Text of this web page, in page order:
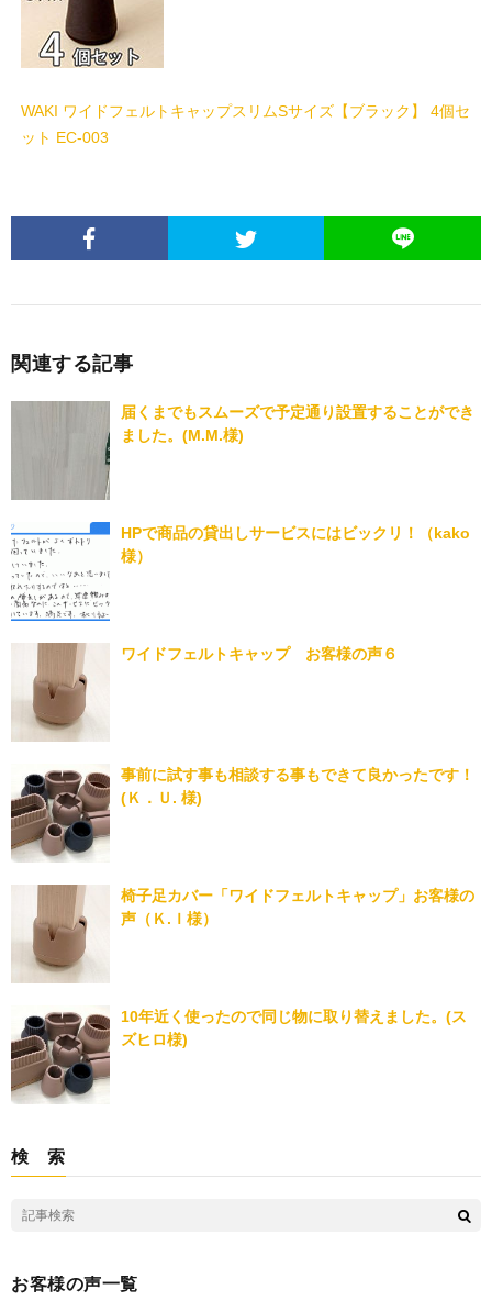
WAKI ワイドフェルトキャップスリムSサイズ【ブラック】 4個セ
ット EC-003
関連する記事
届くまでもスムーズで予定通り設置することができ
ました。(M.M.様)
HPで商品の貸出しサービスにはビックリ！（kako
様）
ワイドフェルトキャップ お客様の声６
事前に試す事も相談する事もできて良かったです！
(Ｋ．Ｕ. 様)
椅子足カバー「ワイドフェルトキャップ」お客様の
声（Ｋ.Ｉ様）
10年近く使ったので同じ物に取り替えました。(ス
ズヒロ様)
検 索
お客様の声一覧